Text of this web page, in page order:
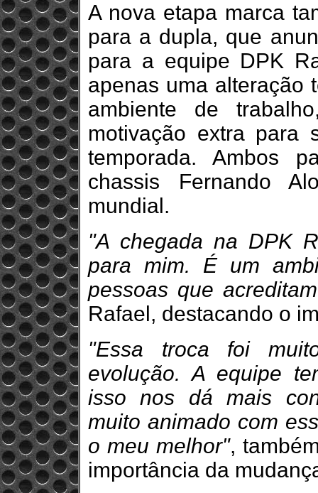
A nova etapa marca
para a dupla, que
para a equipe DPK
apenas uma alteração
ambiente de
motivação extra para
temporada. Ambos
chassis Fernando
mundial.
"A chegada na DPK
para mim. É um
pessoas que
Rafael, destacando o
"Essa troca foi
evolução. A equipe
isso nos dá mais
muito animado com
o meu melhor",
importância da